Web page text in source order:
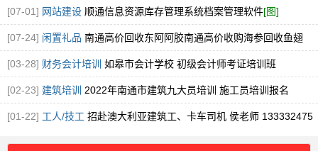
[07-01] 网站建设 顺通信息资源库存管理系统档案管理软件[图]
[07-24] 闲置礼品 南通高价回收东阿阿胶南通高价收购海参回收鱼翅
[图]
[03-28] 财务会计培训 如皋市会计学校 初级会计师考证培训班
[02-23] 建筑培训 2022年南通市建筑九大员培训 施工员培训报名
[01-22] 工人/技工 招赴澳大利亚建筑工、卡车司机 侯老师 133332475